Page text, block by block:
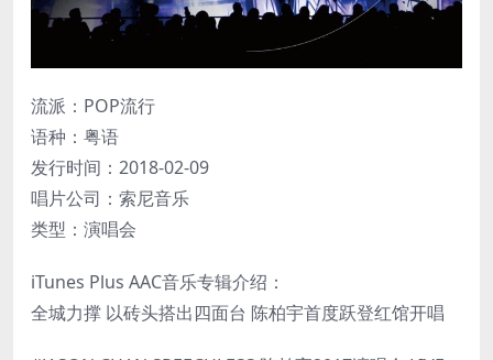
流派：POP流行
语种：粤语
发行时间：2018-02-09
唱片公司：索尼音乐
类型：演唱会
iTunes Plus AAC音乐专辑介绍：
全城力撑 以砖头搭出四面台 陈柏宇首度跃登红馆​​开唱